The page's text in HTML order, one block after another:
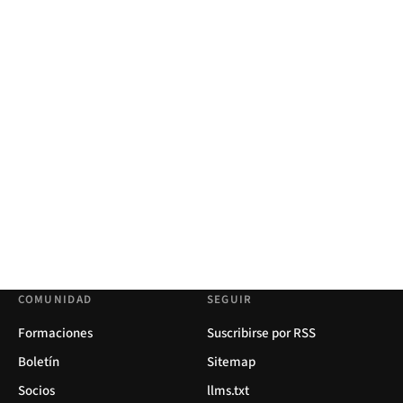
COMUNIDAD
Formaciones
Boletín
Socios
SEGUIR
Suscribirse por RSS
Sitemap
llms.txt